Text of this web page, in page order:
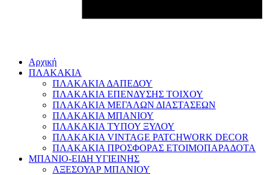
Αρχική
ΠΛΑΚΑΚΙΑ
ΠΛΑΚΑΚΙΑ ΔΑΠΕΔΟΥ
ΠΛΑΚΑΚΙΑ ΕΠΕΝΔΥΣΗΣ ΤΟΙΧΟΥ
ΠΛΑΚΑΚΙΑ ΜΕΓΑΛΩΝ ΔΙΑΣΤΑΣΕΩΝ
ΠΛΑΚΑΚΙΑ ΜΠΑΝΙΟΥ
ΠΛΑΚΑΚΙΑ ΤΥΠΟΥ ΞΥΛΟΥ
ΠΛΑΚΑΚΙΑ VINTAGE PATCHWORK DECOR
ΠΛΑΚΑΚΙΑ ΠΡΟΣΦΟΡΑΣ ΕΤΟΙΜΟΠΑΡΑΔΟΤΑ
ΜΠΑΝΙΟ-ΕΙΔΗ ΥΓΙΕΙΝΗΣ
ΑΞΕΣΟΥΑΡ ΜΠΑΝΙΟΥ